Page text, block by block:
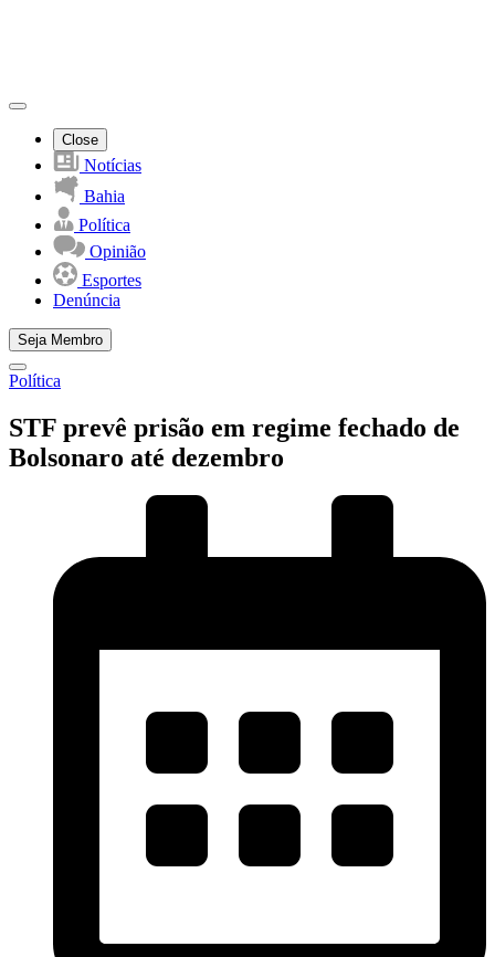
Close
Notícias
Bahia
Política
Opinião
Esportes
Denúncia
Seja Membro
Política
STF prevê prisão em regime fechado de
Bolsonaro até dezembro